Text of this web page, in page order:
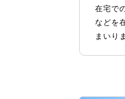
在宅で
などを
まいり